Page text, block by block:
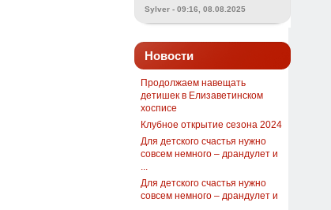
Sylver - 09:16, 08.08.2025
Новости
Продолжаем навещать
детишек в Елизаветинском
хосписе
Клубное открытие сезона 2024
Для детского счастья нужно
совсем немного – драндулет и
Для детского счастья нужно
совсем немного – драндулет и